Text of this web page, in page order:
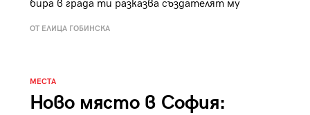
бира в града ти разказва създателят му
ОТ ЕЛИЦА ГОБИНСКА
МЕСТА
Ново място в София:
Tender is the Wine – Какво
се пие на Лазурния бряг